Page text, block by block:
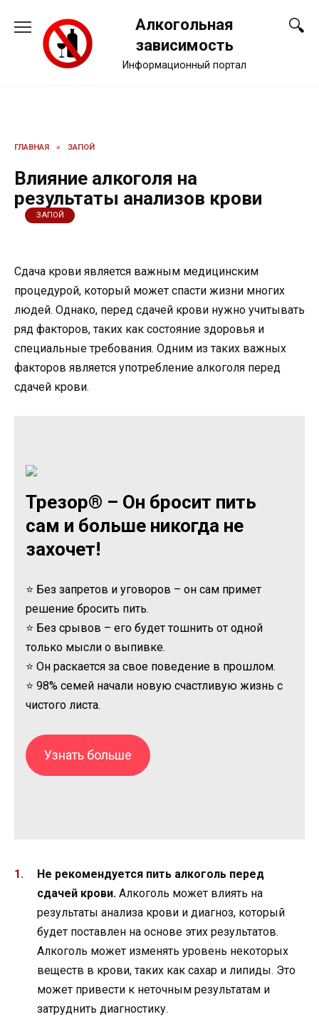
содержанию
Алкогольная
зависимость
Информационный портал
ГЛАВНАЯ » ЗАПОЙ
Влияние алкоголя на
результаты анализов крови
ЗАПОЙ
Сдача крови является важным медицинским
процедурой, который может спасти жизни многих
людей. Однако, перед сдачей крови нужно учитывать
ряд факторов, таких как состояние здоровья и
специальные требования. Одним из таких важных
факторов является употребление алкоголя перед
сдачей крови.
Трезор® – Он бросит пить
сам и больше никогда не
захочет!
⭐ Без запретов и уговоров – он сам примет
решение бросить пить.
⭐ Без срывов – его будет тошнить от одной
только мысли о выпивке.
⭐ Он раскается за свое поведение в прошлом.
⭐ 98% семей начали новую счастливую жизнь с
чистого листа.
Узнать больше
Не рекомендуется пить алкоголь перед
сдачей крови. Алкоголь может влиять на
результаты анализа крови и диагноз, который
будет поставлен на основе этих результатов.
Алкоголь может изменять уровень некоторых
веществ в крови, таких как сахар и липиды. Это
может привести к неточным результатам и
затруднить диагностику.